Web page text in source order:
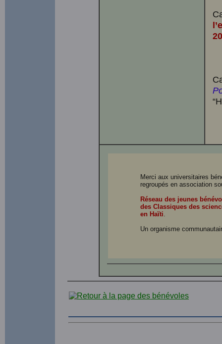
Merci aux universitaires
regroupés en association
Réseau des jeunes
des Classiques des
en Haïti.
Un organisme